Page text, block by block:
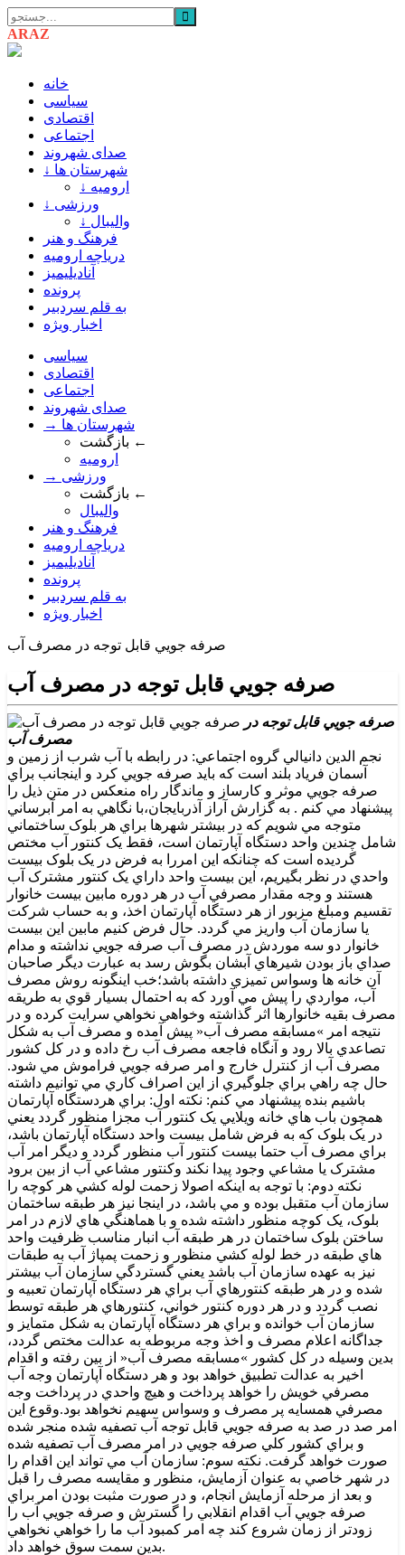
ARAZ
خانه
سیاسی
اقتصادی
اجتماعی
صدای شهروند
↓ شهرستان ها
↓ ارومیه
↓ ورزشی
↓ والیبال
فرهنگ و هنر
دریاچه ارومیه
آنادیلیمیز
پرونده
به قلم سردبیر
اخبار ویژه
سیاسی
اقتصادی
اجتماعی
صدای شهروند
→ شهرستان ها
بازگشت ←
ارومیه
→ ورزشی
بازگشت ←
والیبال
فرهنگ و هنر
دریاچه ارومیه
آنادیلیمیز
پرونده
به قلم سردبیر
اخبار ویژه
صرفه جويي قابل توجه در مصرف آب
صرفه جويي قابل توجه در مصرف آب
صرفه جويي قابل توجه در
مصرف آب
نجم الدين دانيالي گروه اجتماعي: در رابطه با آب شرب از زمين و
آسمان فرياد بلند است که بايد صرفه جويي کرد و اينجانب براي
صرفه جويي موثر و کارساز و ماندگار راه منعکس در متن ذيل را
پيشنهاد مي کنم . به گزارش آراز آذربايجان،با نگاهي به امر آبرساني
متوجه مي شويم که در بيشتر شهرها براي هر بلوک ساختماني
شامل چندين واحد دستگاه آپارتمان است، فقط يک کنتور آب مختص
گرديده است که چنانکه اين امررا به فرض در يک بلوک بيست
واحدي در نظر بگيريم، اين بيست واحد داراي يک کنتور مشترک آب
هستند و وجه مقدار مصرفي آب در هر دوره مابين بيست خانوار
تقسيم ومبلغ مزبور از هر دستگاه آپارتمان اخذ، و به حساب شرکت
يا سازمان آب واريز مي گردد. حال فرض کنيم مابين اين بيست
خانوار دو سه موردش در مصرف آب صرفه جويي نداشته و مدام
صداي باز بودن شيرهاي آبشان بگوش رسد به عبارت ديگر صاحبان
آن خانه ها وسواس تميزي داشته باشد؛خب اينگونه روش مصرف
آب، مواردي را پيش مي آورد که به احتمال بسيار قوي به طريقه
مصرف بقيه خانوارها اثر گذاشته وخواهي نخواهي سرايت کرده و در
نتيجه امر »مسابقه مصرف آب« پيش آمده و مصرف آب به شکل
تصاعدي بالا رود و آنگاه فاجعه مصرف آب رخ داده و در کل کشور
مصرف آب از کنترل خارج و امر صرفه جويي فراموش مي شود.
حال چه راهي براي جلوگيري از اين اصراف کاري مي توانيم داشته
باشيم بنده پيشنهاد مي کنم: نکته اول: براي هردستگاه آپارتمان
همچون باب هاي خانه ويلايي يک کنتور آب مجزا منظور گردد يعني
در يک بلوک که به فرض شامل بيست واحد دستگاه آپارتمان باشد،
براي مصرف آب حتما بيست کنتور آب منظور گردد و ديگر امر آب
مشترک يا مشاعي وجود پيدا نکند وکنتور مشاعي آب از بين برود
نکته دوم: با توجه به اينکه اصولا زحمت لوله کشي هر کوچه را
سازمان آب متقبل بوده و مي باشد، در اينجا نيز هر طبقه ساختمان
بلوک، يک کوچه منظور داشته شده و با هماهنگي هاي لازم در امر
ساختن بلوک ساختمان در هر طبقه آب انبار مناسب ظرفيت واحد
هاي طبقه در خط لوله کشي منظور و زحمت پمپاژ آب به طبقات
نيز به عهده سازمان آب باشد يعني گستردگي سازمان آب بيشتر
شده و در هر طبقه کنتورهاي آب براي هر دستگاه آپارتمان تعبيه و
نصب گردد و در هر دوره کنتور خواني، کنتورهاي هر طبقه توسط
سازمان آب خوانده و براي هر دستگاه آپارتمان به شکل متمايز و
جداگانه اعلام مصرف و اخذ وجه مربوطه به عدالت مختص گردد،
بدين وسيله در کل کشور »مسابقه مصرف آب« از بين رفته و اقدام
اخير به عدالت تطبيق خواهد بود و هر دستگاه آپارتمان وجه آب
مصرفي خويش را خواهد پرداخت و هيچ واحدي در پرداخت وجه
مصرفي همسايه پر مصرف و وسواس سهيم نخواهد بود.وقوع اين
امر صد در صد به صرفه جويي قابل توجه آب تصفيه شده منجر شده
و براي کشور کلي صرفه جويي در امر مصرف آب تصفيه شده
صورت خواهد گرفت. نکته سوم: سازمان آب مي تواند اين اقدام را
در شهر خاصي به عنوان آزمايش، منظور و مقايسه مصرف را قبل
و بعد از مرحله آزمايش انجام، و در صورت مثبت بودن امر براي
صرفه جويي آب اقدام انقلابي را گسترش و صرفه جويي آب را
زودتر از زمان شروع کند چه امر کمبود آب ما را خواهي نخواهي
بدين سمت سوق خواهد داد.